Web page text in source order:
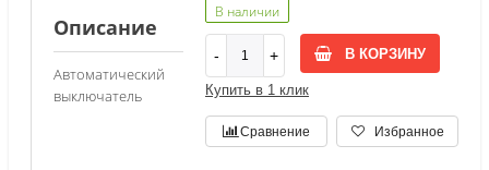
В наличии
В КОРЗИНУ
Купить в 1 клик
Сравнение Избранное
Описание
Автоматический
выключатель